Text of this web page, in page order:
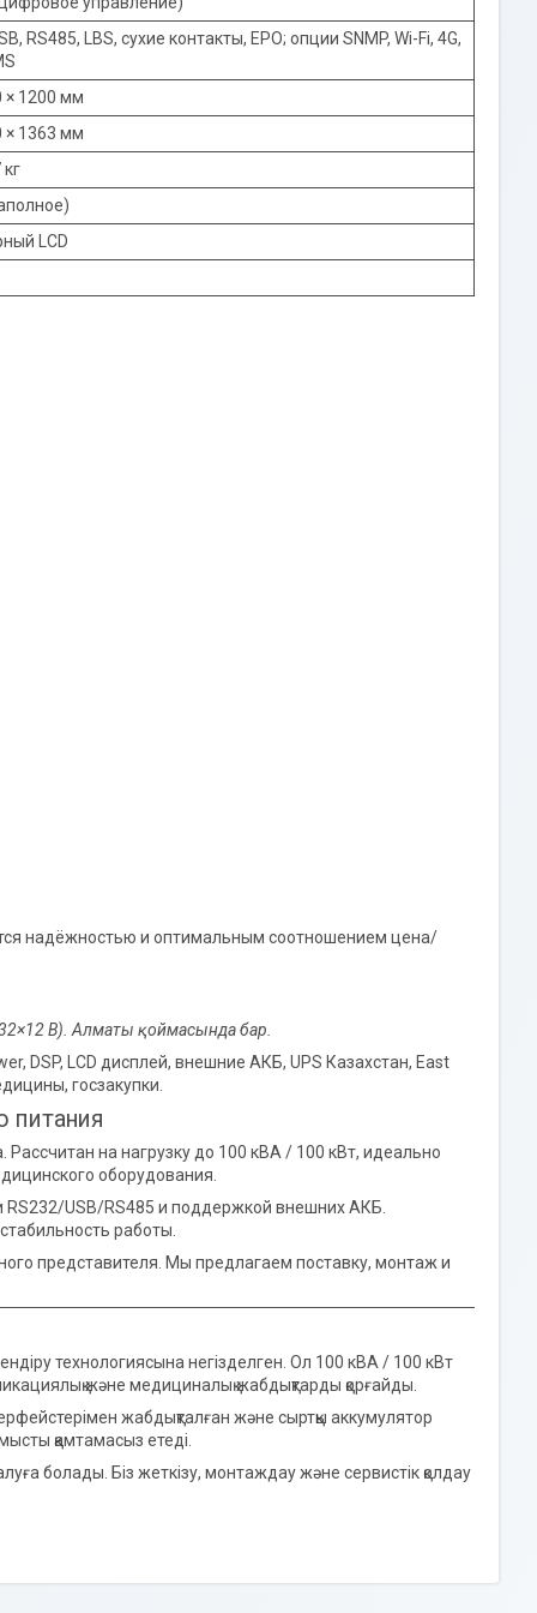
RS485, LBS, сухие контакты, EPO; опции SNMP, Wi-Fi, 4G,
× 1200 мм
× 1363 мм
LCD
надёжностью и оптимальным соотношением цена/
В). Алматы қоймасында бар.
DSP, LCD дисплей, внешние АКБ, UPS Казахстан, East
госзакупки.
питания
Рассчитан на нагрузку до 100 кВА / 100 кВт, идеально
оборудования.
USB/RS485 и поддержкой внешних АКБ.
работы.
представителя. Мы предлагаем поставку, монтаж и
технологиясына негізделген. Ол 100 кВА / 100 кВт
және медициналық жабдықтарды қорғайды.
жабдықталған және сыртқы аккумулятор
қамтамасыз етеді.
болады. Біз жеткізу, монтаждау және сервистік қолдау